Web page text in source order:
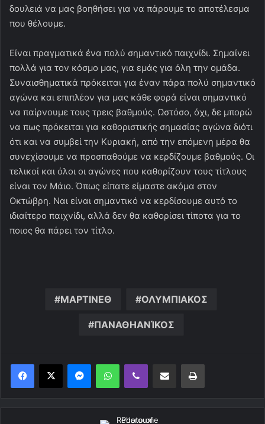
δουλειά να μας βοηθήσει για να πάρουμε το αποτέλεσμα
που θέλουμε.
Είναι πραγματικά ένα πολύ σημαντικό παιχνίδι. Σημαίνει
πολλά για τον κόσμο μας, για εμάς για όλη την ομάδα.
Συναισθηματικά πρόκειται για έναν πάρα πολύ σημαντικό
αγώνα και επιπλέον για μας κάθε φορά είναι σημαντικό
να παίρνουμε τους τρεις βαθμούς. Ωστόσο, όχι, δε μπορώ
να πως πρόκειται για καθοριστικής σημασίας αγώνα διότι
ότι και να συμβεί την Κυριακή, από την επόμενη μέρα θα
συνεχίσουμε να προσπαθούμε να κερδίζουμε βαθμούς. Οι
τελικοί και όλοι οι αγώνες που καθορίζουν τους τίτλους
είναι τον Μάιο. Όπως είπατε είμαστε ακόμα στον
Οκτώβρη. Ναι είναι σημαντικό να κερδίσουμε αυτό το
ιδιαίτερο παιχνίδι, αλλά δεν θα καθορίσει τίποτα για το
ποιος θα πάρει τον τίτλο.
ΜΑΡΤΙΝΕΘ ΟΛΥΜΠΙΑΚΟΣ
ΠΑΝΑΘΗΑΝΊΚΟΣ
MessengerWhatsAppViber Κοινοποίηση μέσω ηλεκτρονικού ταχυδρομείουΕκτύπωση